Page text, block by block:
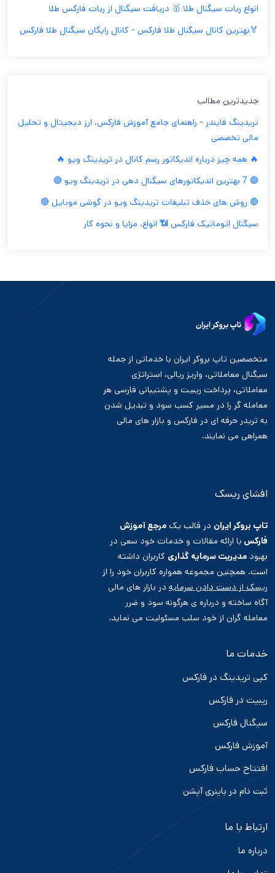
انواع ربات سیگنال طلا 🥇 دریافت سیگنال از ربات فارکس طلا
🏅بهترین کانال سیگنال طلا فارکس - کانال رایگان سیگنال طلا فارکس
جدیدترین مطالب
تریدینگ فایندر - راهنمای جامع آموزش فارکس، ارز دیجیتال و تحلیل
مالی تخصصی
🔥 همه چیز درباره اندیکاتور رسم کانال در تریدینگ ویو 🔥
🟢 7 بهترین اندیکاتورهای سیگنال دهی در تریدینگ ویو 🟢
🔴 روش های حذف تبلیغات تریدینگ ویو در گوشی موبایل 🔴
سیگنال اتوماتیک فارکس 📶 انواع، مزایا و نحوه کار
متخصصین تاپ بروکر ایران با خدماتی از جمله
سیگنال معاملاتی، واریز ریالی، استراتژی
معاملاتی، پرداخت ریبیت و پشتیبانی فارسی هر
معامله گر را در مسیر کسب سود و تبدیل شدن
به تریدر حرفه ای در فارکس و بازار های مالی
همراهی می نمایند.
افشای ریسک
تاپ بروکر ایران در قالب یک مرجع آموزش
فارکس با ارائه مقالات و خدمات خود سعی در
بهبود مدیریت سرمایه گذاری کاربران داشته
است. همچنین مجموعه همواره کاربران خود را از
ریسک از دست دادن سرمایه در بازار های مالی
آگاه ساخته و درباره ی هرگونه سود و ضرر
معامله گران از خود سلب مسئولیت می نماید.
خدمات ما
کپی تریدینگ در فارکس
ریبیت در فارکس
سیگنال فارکس
آموزش فارکس
افتتاح حساب فارکس
ثبت نام در باینری آپشن
ارتباط با ما
درباره ما